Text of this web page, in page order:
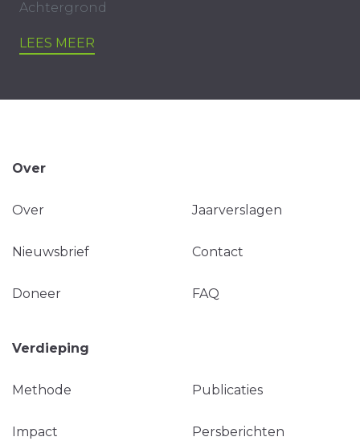
Achtergrond
LEES MEER
Over
Over Jaarverslagen
Nieuwsbrief Contact
Doneer FAQ
Verdieping
Methode Publicaties
Impact Persberichten